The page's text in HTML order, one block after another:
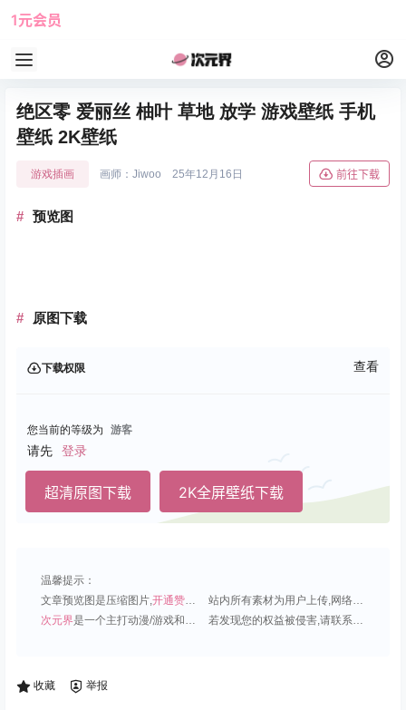
1元会员
绝区零 爱丽丝 柚叶 草地 放学 游戏壁纸 手机
壁纸 2K壁纸
游戏插画 画师：Jiwoo 25年12月16日 前往下载
预览图
原图下载
下载权限 查看
您当前的等级为 游客
请先 登录
超清原图下载 2K全屏壁纸下载
温馨提示：
文章预览图是压缩图片,开通赞助会员 可免费下载超清原图;
站内所有素材为用户上传,网络分享或原创,请勿用于商业用途;
次元界是一个主打动漫/游戏和虚拟偶像角色的插画壁纸平台; 若发现您的权益被侵害,请联系QQ1815919191,我们尽快处理.
收藏 举报